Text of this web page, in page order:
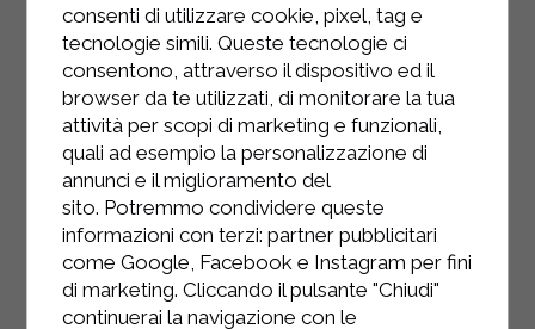
consenti di utilizzare cookie, pixel, tag e
tecnologie simili. Queste tecnologie ci
consentono, attraverso il dispositivo ed il
browser da te utilizzati, di monitorare la tua
attività per scopi di marketing e funzionali,
quali ad esempio la personalizzazione di
annunci e il miglioramento del
sito. Potremmo condividere queste
informazioni con terzi: partner pubblicitari
come Google, Facebook e Instagram per fini
di marketing. Cliccando il pulsante "Chiudi"
continuerai la navigazione con le